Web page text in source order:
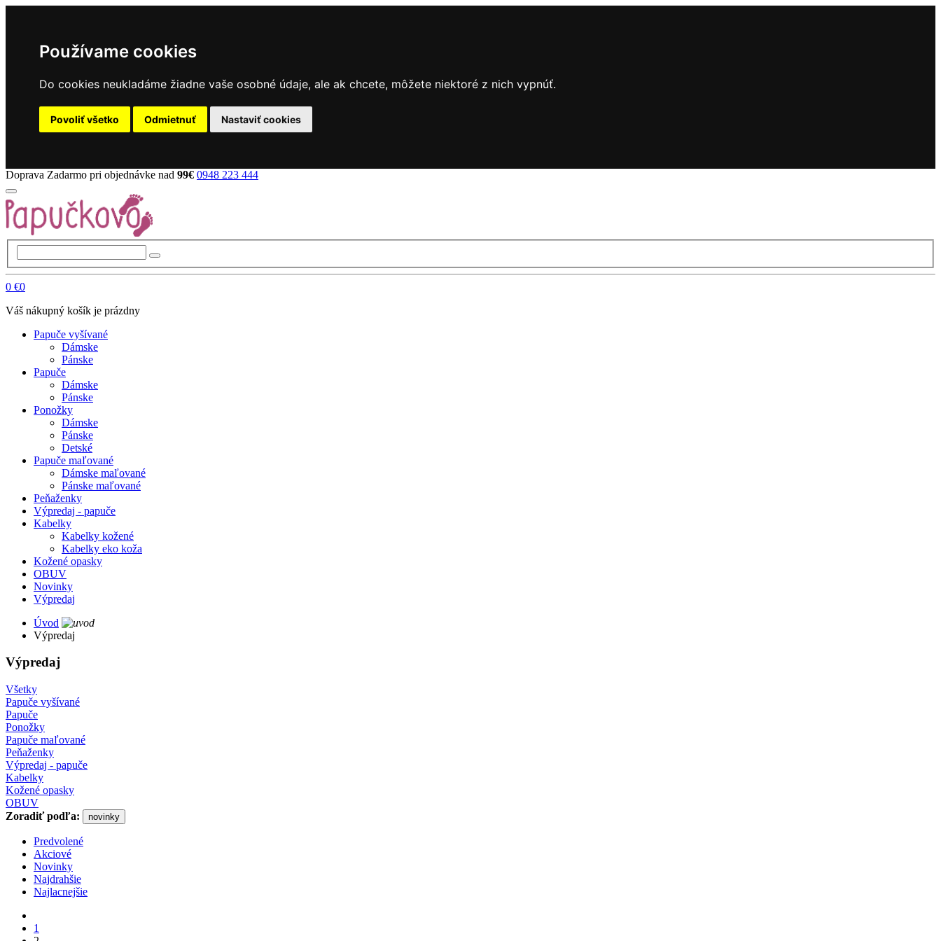
Používame cookies
Do cookies neukladáme žiadne vaše osobné údaje, ale ak chcete, môžete niektoré z nich vypnúť.
Povoliť všetko Odmietnuť Nastaviť cookies
Doprava Zadarmo pri objednávke nad 99€ 0948 223 444
0 €0
Váš nákupný košík je prázdny
Papuče vyšívané
Dámske
Pánske
Papuče
Dámske
Pánske
Ponožky
Dámske
Pánske
Detské
Papuče maľované
Dámske maľované
Pánske maľované
Peňaženky
Výpredaj - papuče
Kabelky
Kabelky kožené
Kabelky eko koža
Kožené opasky
OBUV
Novinky
Výpredaj
Úvod
Výpredaj
Výpredaj
Všetky
Papuče vyšívané
Papuče
Ponožky
Papuče maľované
Peňaženky
Výpredaj - papuče
Kabelky
Kožené opasky
OBUV
Zoradiť podľa:
novinky
Predvolené
Akciové
Novinky
Najdrahšie
Najlacnejšie
1